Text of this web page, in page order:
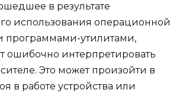
в результате
использования операционной
программами-утилитами,
ошибочно интерпретировать
Это может произойти в
в работе устройства или